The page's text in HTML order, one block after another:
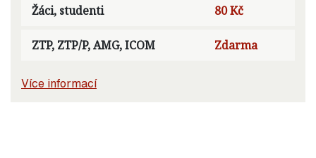
Žáci, studenti 80 Kč
ZTP, ZTP/P, AMG, ICOM Zdarma
Více informací